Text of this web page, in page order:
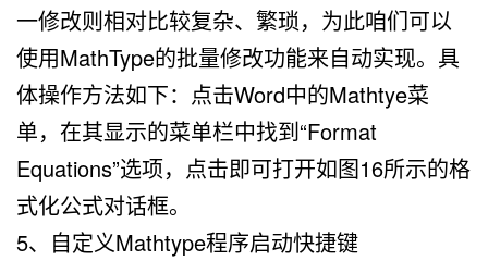
一修改则相对比较复杂、繁琐，为此咱们可以
使用MathType的批量修改功能来自动实现。具
体操作方法如下：点击Word中的Mathtye菜
单，在其显示的菜单栏中找到“Format
Equations”选项，点击即可打开如图16所示的格
式化公式对话框。
5、自定义Mathtype程序启动快捷键